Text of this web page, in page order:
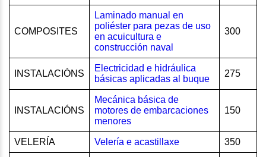
COMPOSITES
Laminado manual en
poliéster para pezas de uso
en acuicultura e
construcción naval
300
INSTALACIÓNS
Electricidad e hidráulica
básicas aplicadas al buque
275
INSTALACIÓNS
Mecánica básica de
motores de embarcaciones
menores
150
VELERÍA Velería e acastillaxe 350